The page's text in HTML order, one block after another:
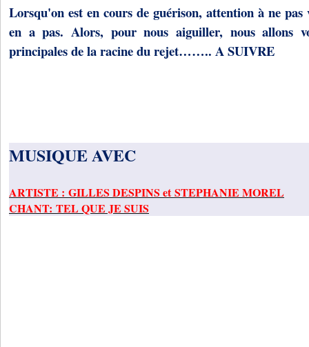
Lorsqu'on est en cours de guérison, attention à ne
en a pas. Alors, pour nous aiguiller, nous allons
principales de la racine du rejet…….. A SUIVRE
MUSIQUE AVEC
ARTISTE : GILLES DESPINS et STEPHANIE MOREL
CHANT: TEL QUE JE SUIS